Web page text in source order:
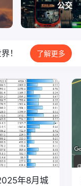
公交
！ 了解更多
年8月城